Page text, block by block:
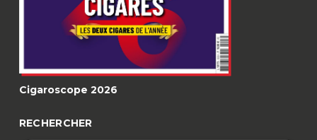
Cigaroscope 2026
RECHERCHER